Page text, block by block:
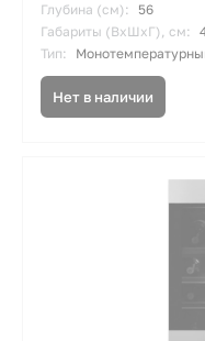
Глубина (см):
56
Габариты (ВхШхГ), см:
Тип:
Нет в наличии